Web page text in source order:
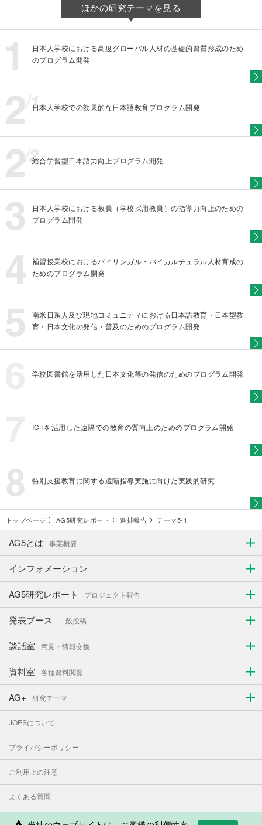
ほかの研究テーマを見る
日本人学校における高度グローバル人材の基礎的資質形成のため
のプログラム開発
日本人学校での効果的な日本語教育プログラム開発
総合学習型日本語力向上プログラム開発
日本人学校における教員（学校採用教員）の指導力向上のための
プログラム開発
補習授業校におけるバイリンガル・バイカルチュラル人材育成の
ためのプログラム開発
南米日系人及び現地コミュニティにおける日本語教育・日本型教
育・日本文化の発信・普及のためのプログラム開発
学校図書館を活用した日本文化等の発信のためのプログラム開発
ICTを活用した遠隔での教育の質向上のためのプログラム開発
特別支援教育に関する遠隔指導実施に向けた実践的研究
トップページ AG5研究レポート 進捗報告 テーマ5-1
AG5とは 事業概要
インフォメーション
AG5研究レポート プロジェクト報告
発表ブース 一般投稿
談話室 意見・情報交換
資料室 各種資料閲覧
AG+ 研究テーマ
JOESについて
プライバシーポリシー
ご利用上の注意
よくある質問
お問い合わせ